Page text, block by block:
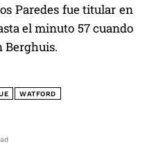
Paredes fue titular en
el minuto 57 cuando
Berghuis.
WATFORD